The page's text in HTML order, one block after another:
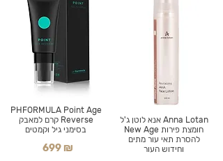
PHFORMULA Point Age
Reverse קרם למאבק
בסימני גיל וקמטים
699 ₪
Anna Lotan אנא לוטן ג'ל
חומצת פירות New Age
להסרת תאי עור מתים
וחידוש העור